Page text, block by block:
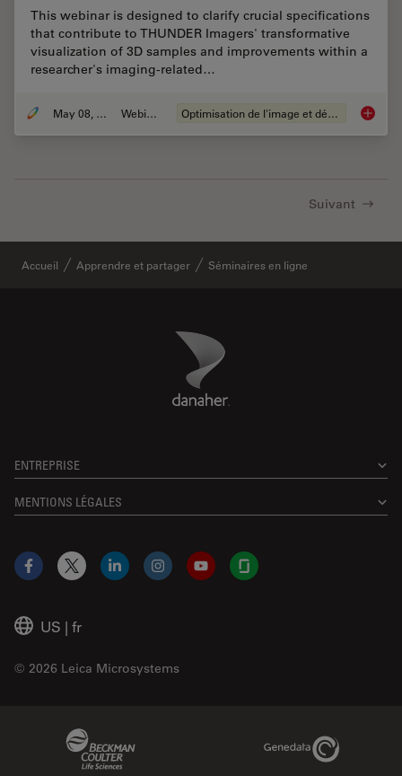
This webinar is designed to clarify crucial specifications
that contribute to THUNDER Imagers' transformative
visualization of 3D samples and improvements within a
researcher's imaging-related…
May 08, 2020 Webinaire Optimisation de l'image et déconvolution
Suivant
Accueil Apprendre et partager Séminaires en ligne
Danaher Logo
ENTREPRISE
MENTIONS LÉGALES
US | fr
© 2026 Leica Microsystems
Facebook
X LinkedInInstagramYouTubeGlassdoor
Genedata Link